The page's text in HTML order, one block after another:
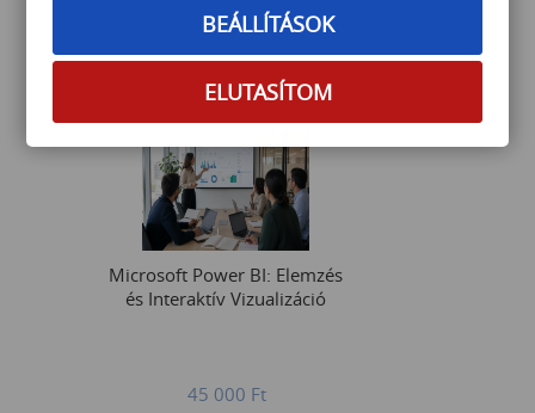
Microsoft Power BI: Elemzés
és Interaktív Vizualizáció
45 000 Ft
BEÁLLÍTÁSOK
ELUTASÍTOM